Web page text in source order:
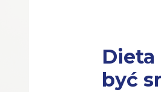
Dieta
być